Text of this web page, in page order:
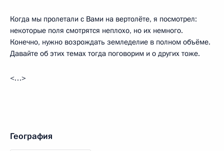
Когда мы пролетали с Вами на вертолёте, я посмотрел:
некоторые поля смотрятся неплохо, но их немного.
Конечно, нужно возрождать земледелие в полном объёме.
Давайте об этих темах тогда поговорим и о других тоже.
<…>
География